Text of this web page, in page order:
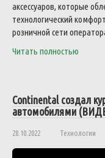
аксессуаров, которые
технологический
розничной сети
Читать полностью
Continental создал
автомобилями
28.10.2022 Технологии